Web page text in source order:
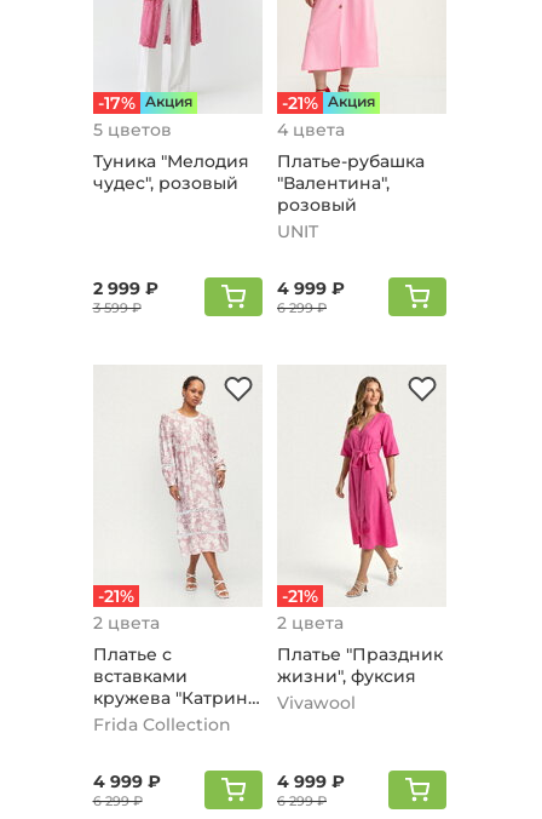
-17% Aкция
5 цветов
Туника "Мелодия
чудес", розовый
2 999 ₽
3 599 ₽
-21% Aкция
4 цвета
Платье-рубашка
"Валентина",
розовый
UNIT
4 999 ₽
6 299 ₽
-21%
2 цвета
Платье с
вставками
кружева "Катрин",
пудровый
Frida Collection
4 999 ₽
6 299 ₽
-21%
2 цвета
Платье "Праздник
жизни", фуксия
Vivawool
4 999 ₽
6 299 ₽